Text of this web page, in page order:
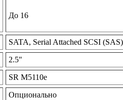
До 16
SATA, Serial Attached SCSI (SAS)
2.5"
SR M5110e
Опционально